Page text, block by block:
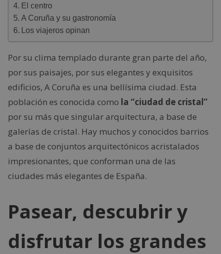
El centro
A Coruña y su gastronomía
Los viajeros opinan
Por su clima templado durante gran parte del año,
por sus paisajes, por sus elegantes y exquisitos
edificios, A Coruña es una bellísima ciudad. Esta
población es conocida como la “ciudad de cristal”
por su más que singular arquitectura, a base de
galerías de cristal. Hay muchos y conocidos barrios
a base de conjuntos arquitectónicos acristalados
impresionantes, que conforman una de las
ciudades más elegantes de España.
Pasear, descubrir y
disfrutar los grandes